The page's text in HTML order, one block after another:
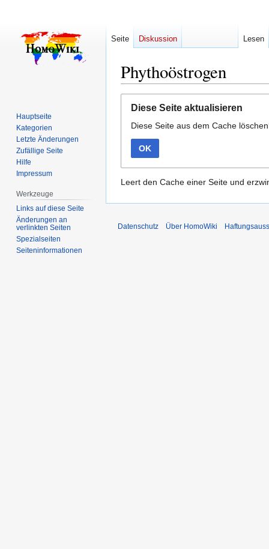
Phythoöstrogen
Navigation
springen
Suche
springen
Diese Seite aktualisieren
Diese Seite aus dem Cache
OK
Leert den Cache einer Seite und
Seite Diskussion Lesen
Hauptseite
Kategorien
Letzte Änderungen
Zufällige Seite
Hilfe
Impressum
Werkzeuge
Links auf diese Seite
Änderungen an
verlinkten Seiten
Spezialseiten
Seiten­­informationen
Datenschutz Über HomoWiki